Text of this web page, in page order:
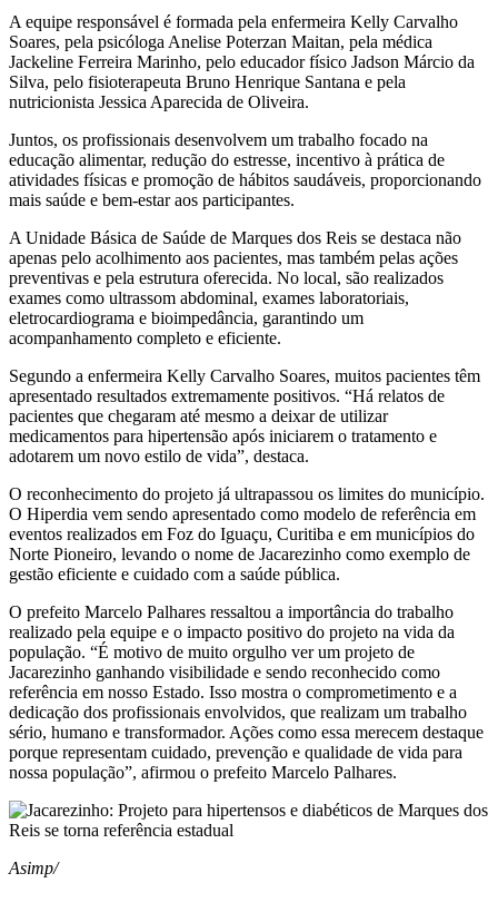
A equipe responsável é formada pela enfermeira Kelly Carvalho
Soares, pela psicóloga Anelise Poterzan Maitan, pela médica
Jackeline Ferreira Marinho, pelo educador físico Jadson Márcio da
Silva, pelo fisioterapeuta Bruno Henrique Santana e pela
nutricionista Jessica Aparecida de Oliveira.
Juntos, os profissionais desenvolvem um trabalho focado na
educação alimentar, redução do estresse, incentivo à prática de
atividades físicas e promoção de hábitos saudáveis, proporcionando
mais saúde e bem-estar aos participantes.
A Unidade Básica de Saúde de Marques dos Reis se destaca não
apenas pelo acolhimento aos pacientes, mas também pelas ações
preventivas e pela estrutura oferecida. No local, são realizados
exames como ultrassom abdominal, exames laboratoriais,
eletrocardiograma e bioimpedância, garantindo um
acompanhamento completo e eficiente.
Segundo a enfermeira Kelly Carvalho Soares, muitos pacientes têm
apresentado resultados extremamente positivos. “Há relatos de
pacientes que chegaram até mesmo a deixar de utilizar
medicamentos para hipertensão após iniciarem o tratamento e
adotarem um novo estilo de vida”, destaca.
O reconhecimento do projeto já ultrapassou os limites do município.
O Hiperdia vem sendo apresentado como modelo de referência em
eventos realizados em Foz do Iguaçu, Curitiba e em municípios do
Norte Pioneiro, levando o nome de Jacarezinho como exemplo de
gestão eficiente e cuidado com a saúde pública.
O prefeito Marcelo Palhares ressaltou a importância do trabalho
realizado pela equipe e o impacto positivo do projeto na vida da
população. “É motivo de muito orgulho ver um projeto de
Jacarezinho ganhando visibilidade e sendo reconhecido como
referência em nosso Estado. Isso mostra o comprometimento e a
dedicação dos profissionais envolvidos, que realizam um trabalho
sério, humano e transformador. Ações como essa merecem destaque
porque representam cuidado, prevenção e qualidade de vida para
nossa população”, afirmou o prefeito Marcelo Palhares.
Asimp/